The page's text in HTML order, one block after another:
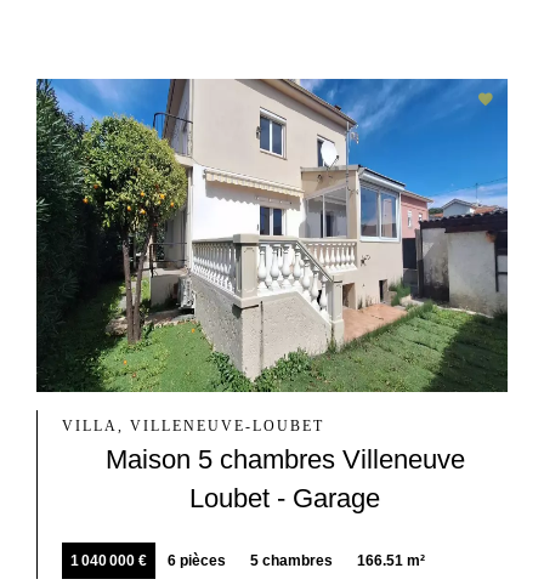
VILLA, VILLENEUVE-LOUBET
Maison 5 chambres Villeneuve
Loubet - Garage
1 040 000 € 6 pièces 5 chambres 166.51 m²